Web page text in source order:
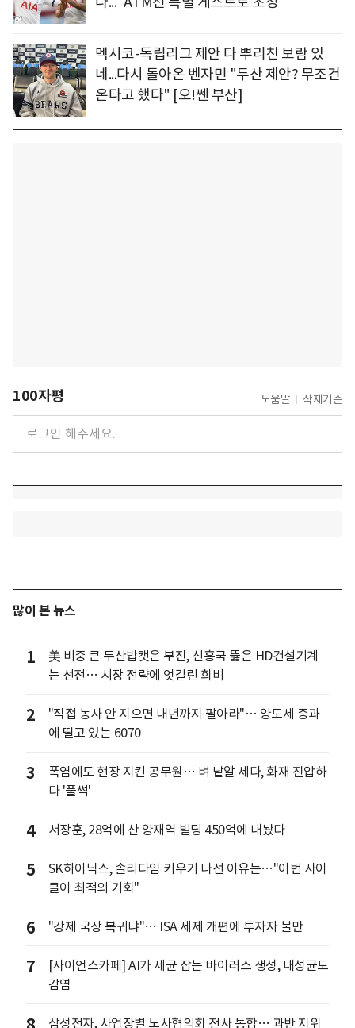
멕시코-독립리그 제안 다 뿌리친 보람 있
네...다시 돌아온 벤자민 "두산 제안? 무조건
온다고 했다" [오!쎈 부산]
100자평 도움말 삭제기준
많이 본 뉴스
1
美 비중 큰 두산밥캣은 부진, 신흥국 뚫은 HD건설기계
는 선전… 시장 전략에 엇갈린 희비
2
"직접 농사 안 지으면 내년까지 팔아라"… 양도세 중과
에 떨고 있는 6070
3
폭염에도 현장 지킨 공무원… 벼 낱알 세다, 화재 진압하
다 '풀썩'
4 서장훈, 28억에 산 양재역 빌딩 450억에 내놨다
5
SK하이닉스, 솔리다임 키우기 나선 이유는…"이번 사이
클이 최적의 기회"
6 "강제 국장 복귀냐"… ISA 세제 개편에 투자자 불만
7
[사이언스카페] AI가 세균 잡는 바이러스 생성, 내성균도
감염
삼성전자, 사업장별 노사협의회 전사 통합… 과반 지위